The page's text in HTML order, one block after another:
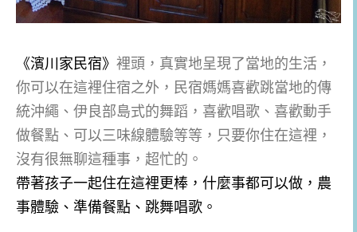
《濱川家民宿》 裡頭，真實地呈現了當地的生活，
你可以在這裡住宿之外，民宿媽媽喜歡跳當地的傳
統沖繩、伊良部島式的舞蹈，喜歡唱歌、喜歡動手
做餐點、可以三味線體驗等等，只要你住在這裡，
沒有很無聊這種事，超忙的。
帶著孩子一起住在這裡更棒，什麼事都可以做，農
事體驗、準備餐點、跳舞唱歌。